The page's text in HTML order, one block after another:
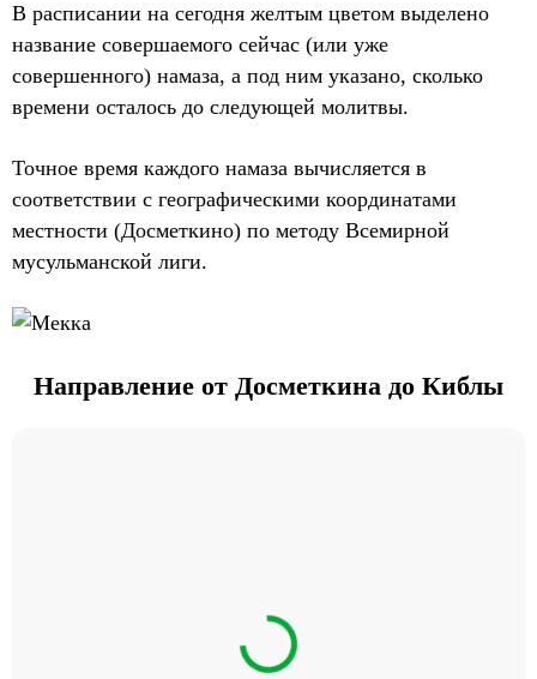
В расписании на сегодня желтым цветом выделено
название совершаемого сейчас (или уже
совершенного) намаза, а под ним указано, сколько
времени осталось до следующей молитвы.
Точное время каждого намаза вычисляется в
соответствии с географическими координатами
местности (Досметкино) по методу Всемирной
мусульманской лиги.
Направление от Досметкина до Киблы